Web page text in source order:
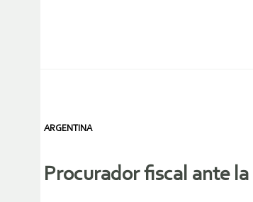
ARGENTINA
Procurador fiscal ante